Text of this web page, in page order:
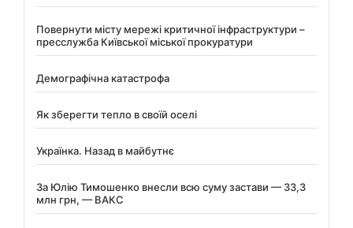
Повернути місту мережі критичної інфраструктури –
пресслужба Київської міської прокуратури
Демографічна катастрофа
Як зберегти тепло в своїй оселі
Українка. Назад в майбутнє
За Юлію Тимошенко внесли всю суму застави — 33,3
млн грн, — ВАКС